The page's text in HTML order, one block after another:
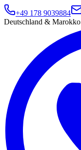
+49 178 9039884
Deutschland & Marokko